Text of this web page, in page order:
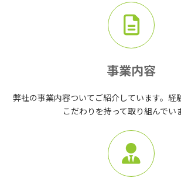
事業内容
弊社の事業内容ついてご紹介しています。経
こだわりを持って取り組んでい